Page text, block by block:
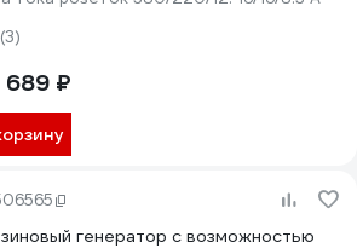
(3)
689 ₽
генератор с возможностью